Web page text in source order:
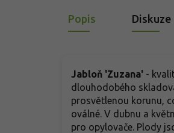
Popis Diskuze
Jabloň 'Zuzana' -
dlouhodobého
prosvětlenou korunu,
oválné. V dubnu a
pro opylovače. Plody